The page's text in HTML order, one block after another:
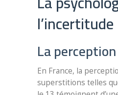
l’incertitude
La
En France, la
superstitions telles